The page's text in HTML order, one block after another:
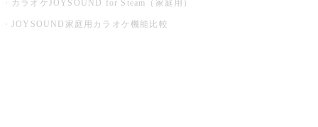
カラオケJOYSOUND for Steam（家庭用）
JOYSOUND家庭用カラオケ機能比較